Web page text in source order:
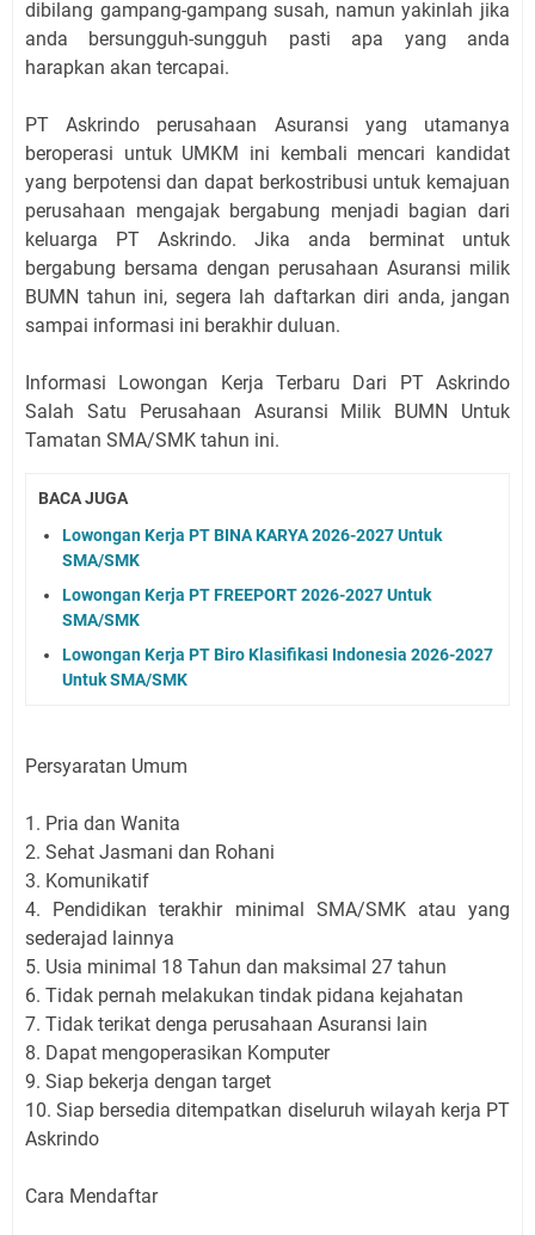
dibilang gampang-gampang susah, namun yakinlah jika
anda bersungguh-sungguh pasti apa yang anda
harapkan akan tercapai.
PT Askrindo perusahaan Asuransi yang utamanya
beroperasi untuk UMKM ini kembali mencari kandidat
yang berpotensi dan dapat berkostribusi untuk kemajuan
perusahaan mengajak bergabung menjadi bagian dari
keluarga PT Askrindo. Jika anda berminat untuk
bergabung bersama dengan perusahaan Asuransi milik
BUMN tahun ini, segera lah daftarkan diri anda, jangan
sampai informasi ini berakhir duluan.
Informasi Lowongan Kerja Terbaru Dari PT Askrindo
Salah Satu Perusahaan Asuransi Milik BUMN Untuk
Tamatan SMA/SMK tahun ini.
BACA JUGA
Lowongan Kerja PT BINA KARYA 2026-2027 Untuk
SMA/SMK
Lowongan Kerja PT FREEPORT 2026-2027 Untuk
SMA/SMK
Lowongan Kerja PT Biro Klasifikasi Indonesia 2026-2027
Untuk SMA/SMK
Persyaratan Umum
1. Pria dan Wanita
2. Sehat Jasmani dan Rohani
3. Komunikatif
4. Pendidikan terakhir minimal SMA/SMK atau yang
sederajad lainnya
5. Usia minimal 18 Tahun dan maksimal 27 tahun
6. Tidak pernah melakukan tindak pidana kejahatan
7. Tidak terikat denga perusahaan Asuransi lain
8. Dapat mengoperasikan Komputer
9. Siap bekerja dengan target
10. Siap bersedia ditempatkan diseluruh wilayah kerja PT
Askrindo
Cara Mendaftar